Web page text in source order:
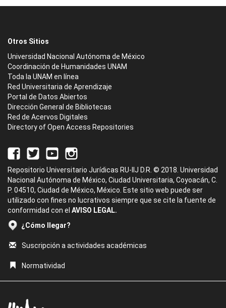
Otros Sitios
Universidad Nacional Autónoma de México
Coordinación de Humanidades UNAM
Toda la UNAM en línea
Red Universitaria de Aprendizaje
Portal de Datos Abiertos
Dirección General de Bibliotecas
Red de Acervos Digitales
Directory of Open Access Repositories
Repositorio Universitario Jurídicas RU-IIJ D.R. © 2018. Universidad
Nacional Autónoma de México, Ciudad Universitaria, Coyoacán, C.
P. 04510, Ciudad de México, México. Este sitio web puede ser
utilizado con fines no lucrativos siempre que se cite la fuente de
conformidad con el AVISO LEGAL.
¿Cómo llegar?
Suscripción a actividades académicas
Normatividad